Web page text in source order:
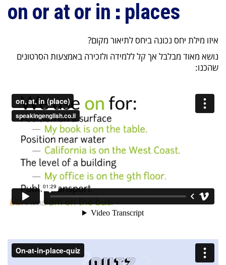
on or at or in : places
איזו מילת יחס נכונה ביחס לתיאור מקום?
נושא מאוד מבלבל אך קל ללמידה ולזכירה באמצעות הסרטונים
שהכנו: